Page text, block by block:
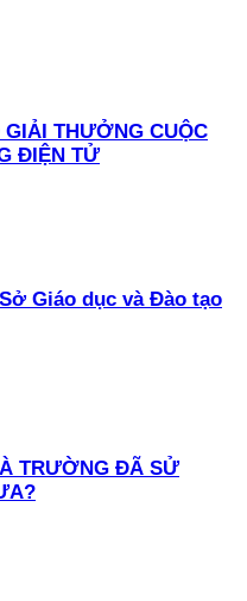
THƯỞNG CUỘC
ĐIỆN TỬ
Giáo dục và Đào tạo
TRƯỜNG ĐÃ SỬ